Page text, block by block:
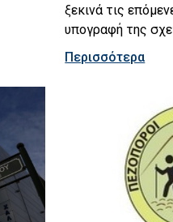
ξεκινά τις
υπογραφή της
Περισσότερα